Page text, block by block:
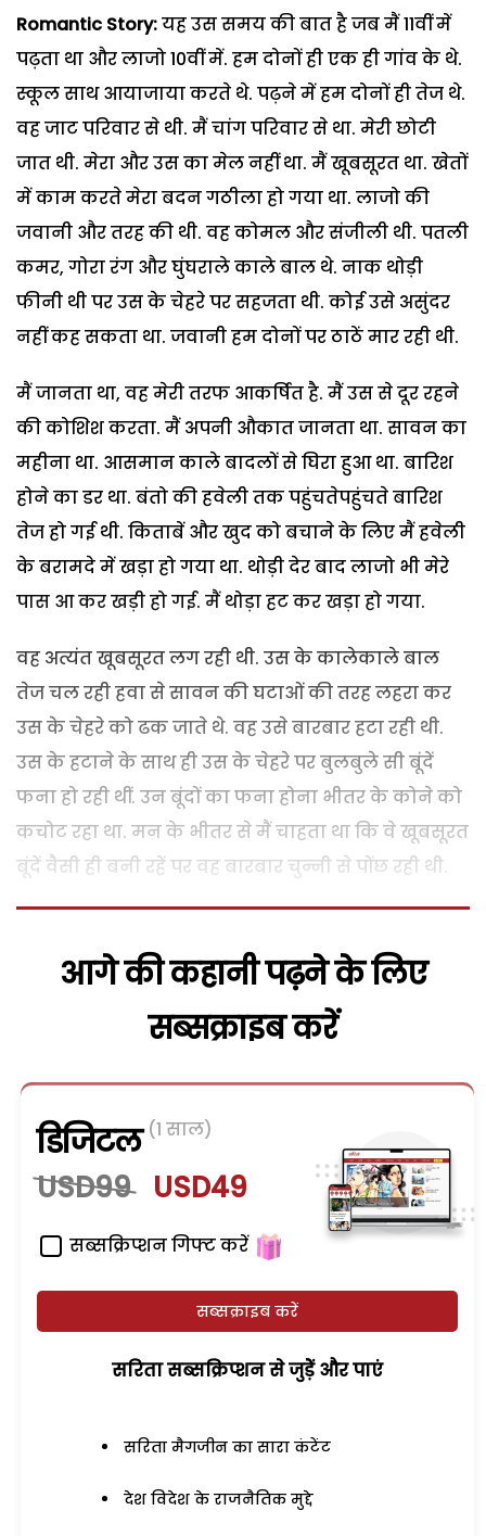
Romantic Story:यह उस समय की बात है जब मैं 11वीं में
पढ़ता था और लाजो 10वीं में. हम दोनों ही एक ही गांव के थे.
स्कूल साथ आयाजाया करते थे. पढ़ने में हम दोनों ही तेज थे.
वह जाट परिवार से थी. मैं चांग परिवार से था. मेरी छोटी
जात थी. मेरा और उस का मेल नहीं था. मैं खूबसूरत था. खेतों
में काम करते मेरा बदन गठीला हो गया था. लाजो की
जवानी और तरह की थी. वह कोमल और संजीली थी. पतली
कमर, गोरा रंग और घुंघराले काले बाल थे. नाक थोड़ी
फीनी थी पर उस के चेहरे पर सहजता थी. कोई उसे असुंदर
नहीं कह सकता था. जवानी हम दोनों पर ठाठें मार रही थी.
मैं जानता था, वह मेरी तरफ आकर्षित है. मैं उस से दूर रहने
की कोशिश करता. मैं अपनी औकात जानता था. सावन का
महीना था. आसमान काले बादलों से घिरा हुआ था. बारिश
होने का डर था. बंतो की हवेली तक पहुंचतेपहुंचते बारिश
तेज हो गई थी. किताबें और खुद को बचाने के लिए मैं हवेली
के बरामदे में खड़ा हो गया था. थोड़ी देर बाद लाजो भी मेरे
पास आ कर खड़ी हो गई. मैं थोड़ा हट कर खड़ा हो गया.
वह अत्यंत खूबसूरत लग रही थी. उस के कालेकाले बाल
तेज चल रही हवा से सावन की घटाओं की तरह लहरा कर
उस के चेहरे को ढक जाते थे. वह उसे बारबार हटा रही थी.
उस के हटाने के साथ ही उस के चेहरे पर बुलबुले सी बूंदें
फना हो रही थीं. उन बूंदों का फना होना भीतर के कोने को
कचोट रहा था. मन के भीतर से मैं चाहता था कि वे खूबसूरत
बूंदें वैसी ही बनी रहें पर वह बारबार चुन्नी से पोंछ रही थी.
आगे की कहानी पढ़ने के लिए
सब्सक्राइब करें
डिजिटल (1 साल)
USD99 USD49
सब्सक्रिप्शन गिफ्ट करें
सब्सक्राइब करें
सरिता सब्सक्रिप्शन से जुड़ेें और पाएं
सरिता मैगजीन का सारा कंटेंट
देश विदेश के राजनैतिक मुद्दे